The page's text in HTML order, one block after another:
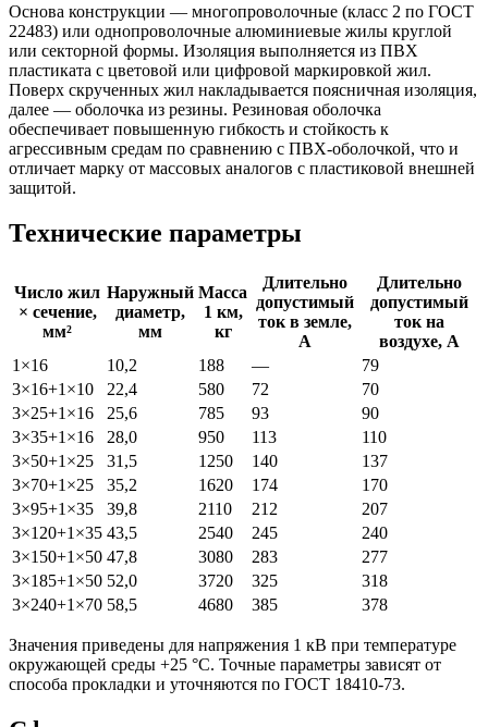
Основа конструкции — многопроволочные (класс 2 по ГОСТ
22483) или однопроволочные алюминиевые жилы круглой
или секторной формы. Изоляция выполняется из ПВХ
пластиката с цветовой или цифровой маркировкой жил.
Поверх скрученных жил накладывается поясничная изоляция,
далее — оболочка из резины. Резиновая оболочка
обеспечивает повышенную гибкость и стойкость к
агрессивным средам по сравнению с ПВХ-оболочкой, что и
отличает марку от массовых аналогов с пластиковой внешней
защитой.
Технические параметры
Число жил
× сечение,
мм²
Наружный
диаметр,
мм
Масса
1 км,
кг
Длительно
допустимый
ток в земле,
А
Длительно
допустимый
ток на
воздухе, А
1×16
10,2 188 —
79
3×16+1×10
22,4 580 72
70
3×25+1×16
25,6 785 93
90
3×35+1×16
28,0 950 113
110
3×50+1×25
31,5 1250 140
137
3×70+1×25
35,2 1620 174
170
3×95+1×35
39,8 2110 212
207
3×120+1×35 43,5 2540 245
240
3×150+1×50 47,8 3080 283
277
3×185+1×50 52,0 3720 325
318
3×240+1×70 58,5 4680 385 378
Значения приведены для напряжения 1 кВ при температуре
окружающей среды +25 °С. Точные параметры зависят от
способа прокладки и уточняются по ГОСТ 18410-73.